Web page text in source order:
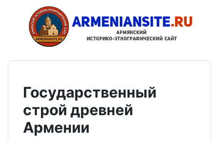
Государственный
строй древней
Армении